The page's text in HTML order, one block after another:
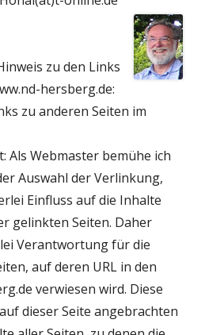
zu den Links
hersberg.de:
zu anderen Seiten im
Als Webmaster bemühe ich
Auswahl der Verlinkung,
Einfluss auf die Inhalte
gelinkten Seiten. Daher
Verantwortung für die
auf deren URL in den
verwiesen wird. Diese
dieser Seite angebrachten